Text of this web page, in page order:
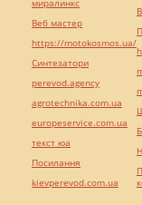
миралинкс
Веб мастер
https://motokosmos.ua/
Синтезатори
perevod.agency
agrotechnika.com.ua
europeservice.com.ua
текст юа
Посилання
kievperevod.com.ua